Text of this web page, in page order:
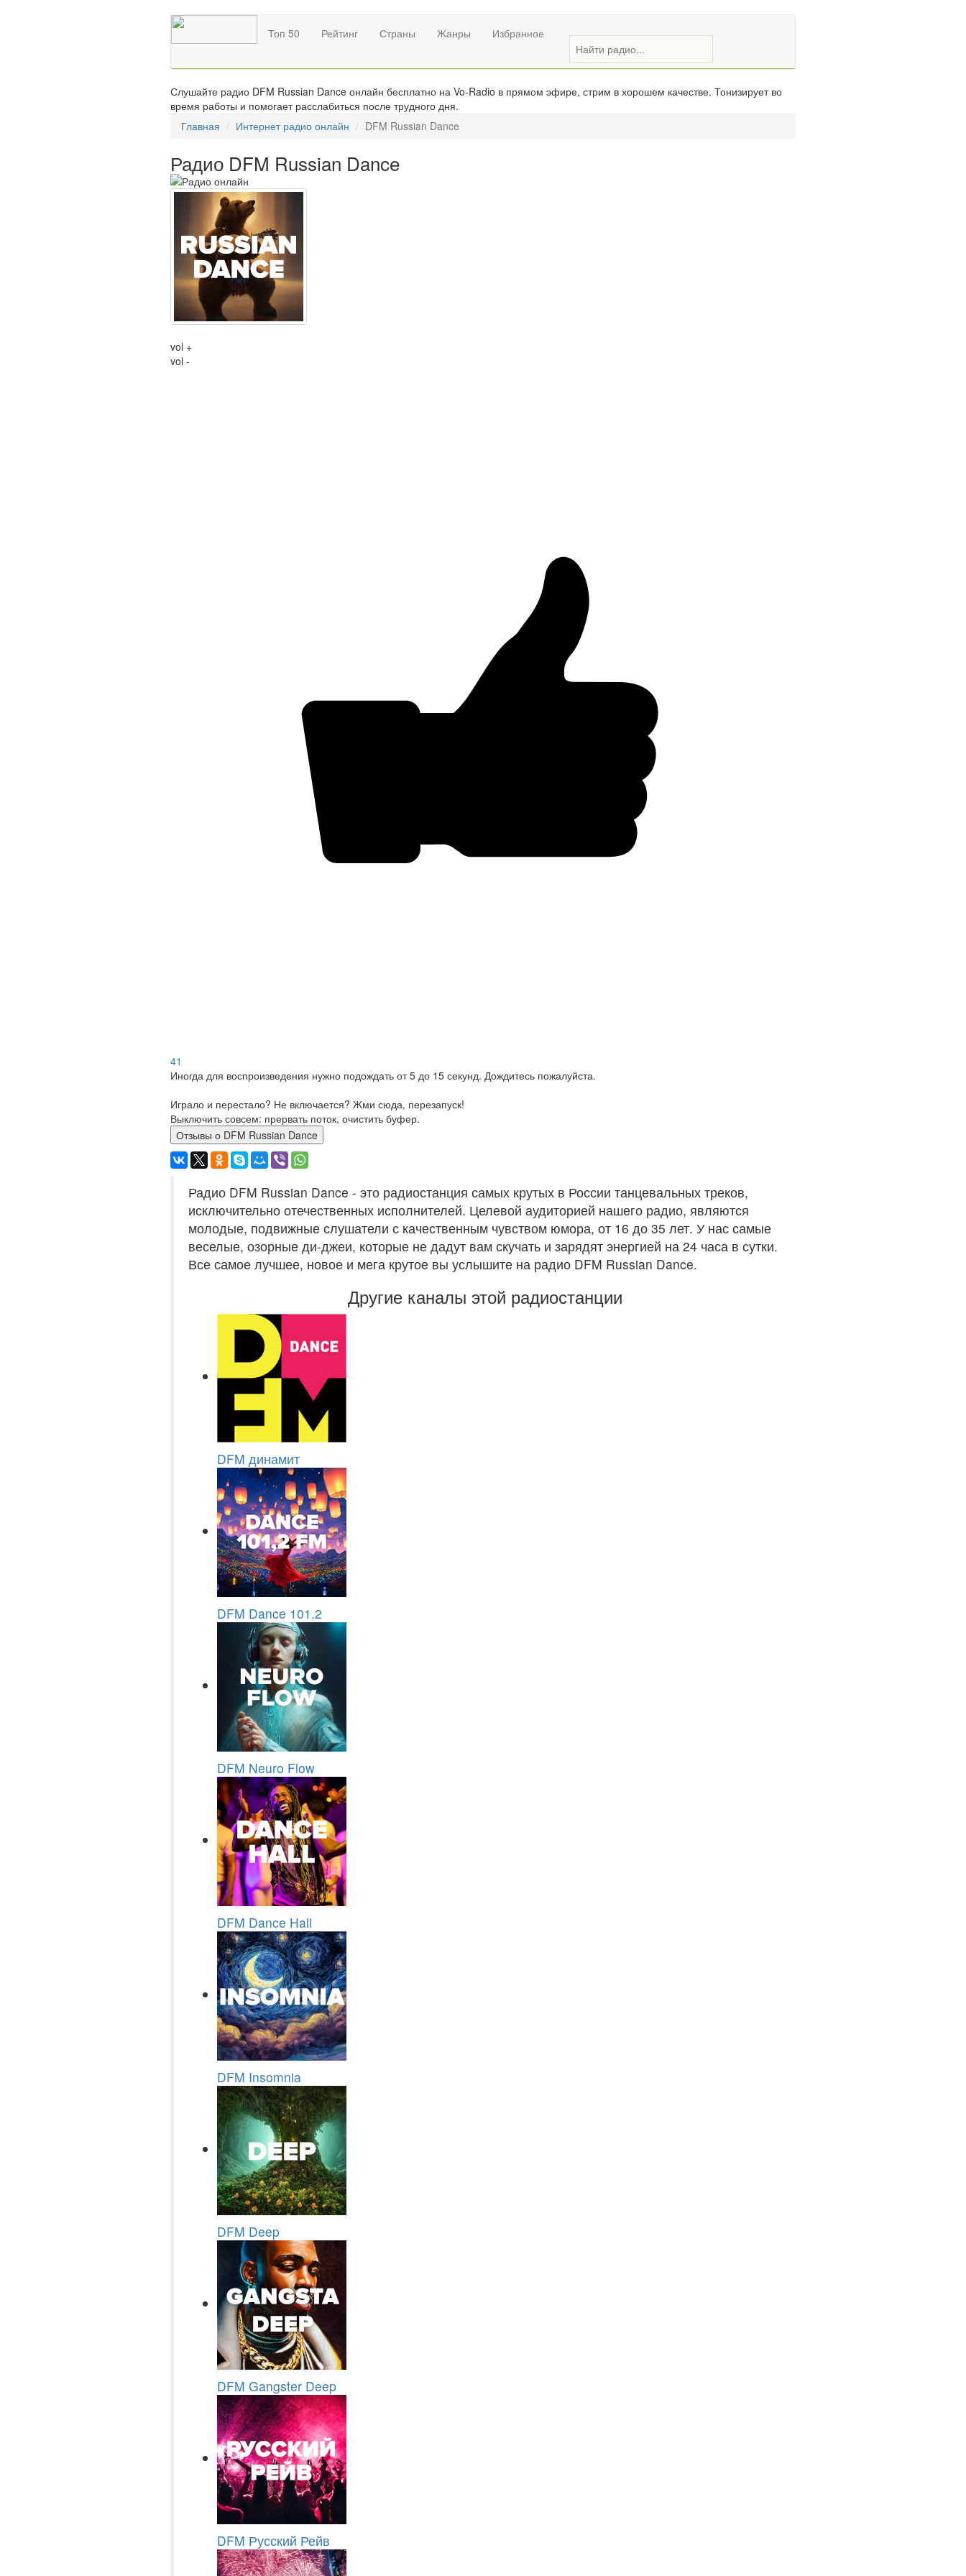
Топ 50 Рейтинг Страны Жанры Избранное
Слушайте радио DFM Russian Dance онлайн бесплатно на Vo-Radio в прямом эфире, стрим в хорошем качестве. Тонизирует во
время работы и помогает расслабиться после трудного дня.
Главная
Интернет радио онлайн DFM Russian Dance
Радио DFM Russian Dance
vol +
vol -
41
Иногда для воспроизведения нужно подождать от 5 до 15 секунд. Дождитесь пожалуйста.
Играло и перестало? Не включается? Жми сюда, перезапуск!
Выключить совсем: прервать поток, очистить буфер.
Отзывы о DFM Russian Dance
Радио DFM Russian Dance - это радиостанция самых крутых в России танцевальных треков,
исключительно отечественных исполнителей. Целевой аудиторией нашего радио, являются
молодые, подвижные слушатели с качественным чувством юмора, от 16 до 35 лет. У нас самые
веселые, озорные ди-джеи, которые не дадут вам скучать и зарядят энергией на 24 часа в сутки.
Все самое лучшее, новое и мега крутое вы услышите на радио DFM Russian Dance.
Другие каналы этой радиостанции
DFM динамит
DFM Dance 101.2
DFM Neuro Flow
DFM Dance Hall
DFM Insomnia
DFM Deep
DFM Gangster Deep
DFM Русский Рейв